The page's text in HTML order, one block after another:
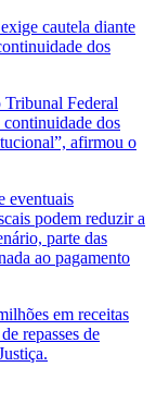
cautela diante
dos
Tribunal Federal
continuidade dos
afirmou o
eventuais
podem reduzir a
parte das
ao pagamento
em receitas
repasses de